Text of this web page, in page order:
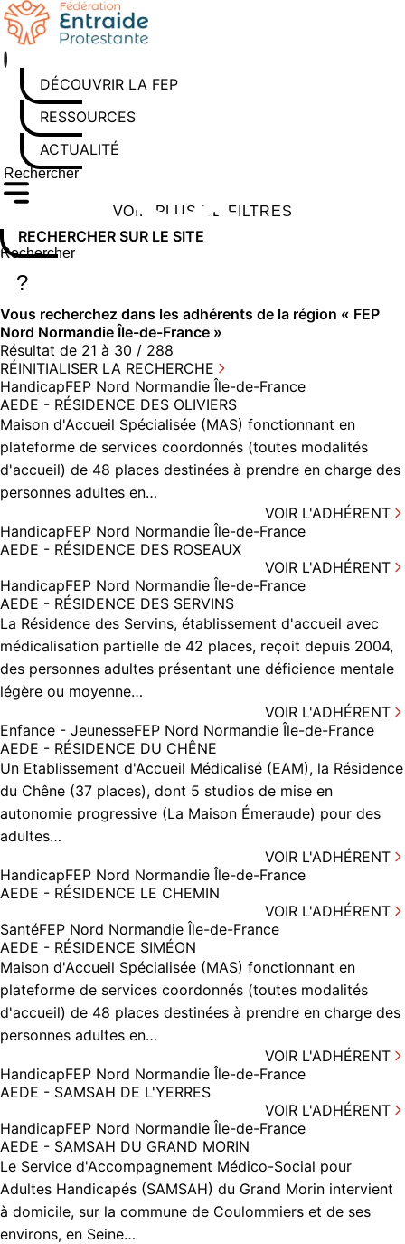
Aller
au
contenu
DÉCOUVRIR LA FEP
RESSOURCES
ACTUALITÉS
Rechercher sur le site
Saisissez au moins 3 caractères pour lancer la recherche
VOIR PLUS DE FILTRES
RECHERCHER SUR LE SITE
Rechercher sur le site
Saisissez au moins 3 caractères pour lancer la recherche
?
Vous recherchez dans les adhérents de la région « FEP
Nord Normandie Île-de-France »
Résultat de 21 à 30 / 288
RÉINITIALISER LA RECHERCHE
HandicapFEP Nord Normandie Île-de-France
AEDE - RÉSIDENCE DES OLIVIERS
Maison d'Accueil Spécialisée (MAS) fonctionnant en
plateforme de services coordonnés (toutes modalités
d'accueil) de 48 places destinées à prendre en charge des
personnes adultes en…
VOIR L'ADHÉRENT
HandicapFEP Nord Normandie Île-de-France
AEDE - RÉSIDENCE DES ROSEAUX
VOIR L'ADHÉRENT
HandicapFEP Nord Normandie Île-de-France
AEDE - RÉSIDENCE DES SERVINS
La Résidence des Servins, établissement d'accueil avec
médicalisation partielle de 42 places, reçoit depuis 2004,
des personnes adultes présentant une déficience mentale
légère ou moyenne…
VOIR L'ADHÉRENT
Enfance - JeunesseFEP Nord Normandie Île-de-France
AEDE - RÉSIDENCE DU CHÊNE
Un Etablissement d'Accueil Médicalisé (EAM), la Résidence
du Chêne (37 places), dont 5 studios de mise en
autonomie progressive (La Maison Émeraude) pour des
adultes…
VOIR L'ADHÉRENT
HandicapFEP Nord Normandie Île-de-France
AEDE - RÉSIDENCE LE CHEMIN
VOIR L'ADHÉRENT
SantéFEP Nord Normandie Île-de-France
AEDE - RÉSIDENCE SIMÉON
Maison d'Accueil Spécialisée (MAS) fonctionnant en
plateforme de services coordonnés (toutes modalités
d'accueil) de 48 places destinées à prendre en charge des
personnes adultes en…
VOIR L'ADHÉRENT
HandicapFEP Nord Normandie Île-de-France
AEDE - SAMSAH DE L'YERRES
VOIR L'ADHÉRENT
HandicapFEP Nord Normandie Île-de-France
AEDE - SAMSAH DU GRAND MORIN
Le Service d'Accompagnement Médico-Social pour
Adultes Handicapés (SAMSAH) du Grand Morin intervient
à domicile, sur la commune de Coulommiers et de ses
environs, en Seine…